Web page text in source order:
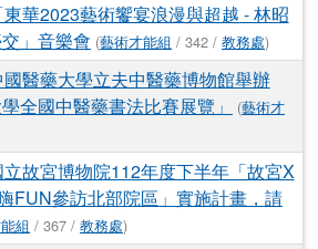
東華2023藝術饗宴浪漫與超越 - 林昭
」音樂會 (藝術才能組 / 342 / 教務處)
醫藥大學立夫中醫藥博物館舉辦
全國中醫藥書法比賽展覽」
(藝術才
立故宮博物院112年度下半年「故宮X
FUN參訪北部院區」實施計畫，請
組 / 367 / 教務處)